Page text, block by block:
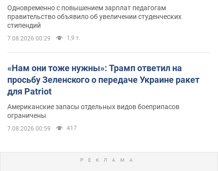
Одновременно с повышением зарплат педагогам
правительство объявило об увеличении студенческих
стипендий
7.08.2026 00:29 1,9 т.
«Нам они тоже нужны»: Трамп ответил на
просьбу Зеленского о передаче Украине ракет
для Patriot
Американские запасы отдельных видов боеприпасов
ограничены
7.08.2026 00:59 417